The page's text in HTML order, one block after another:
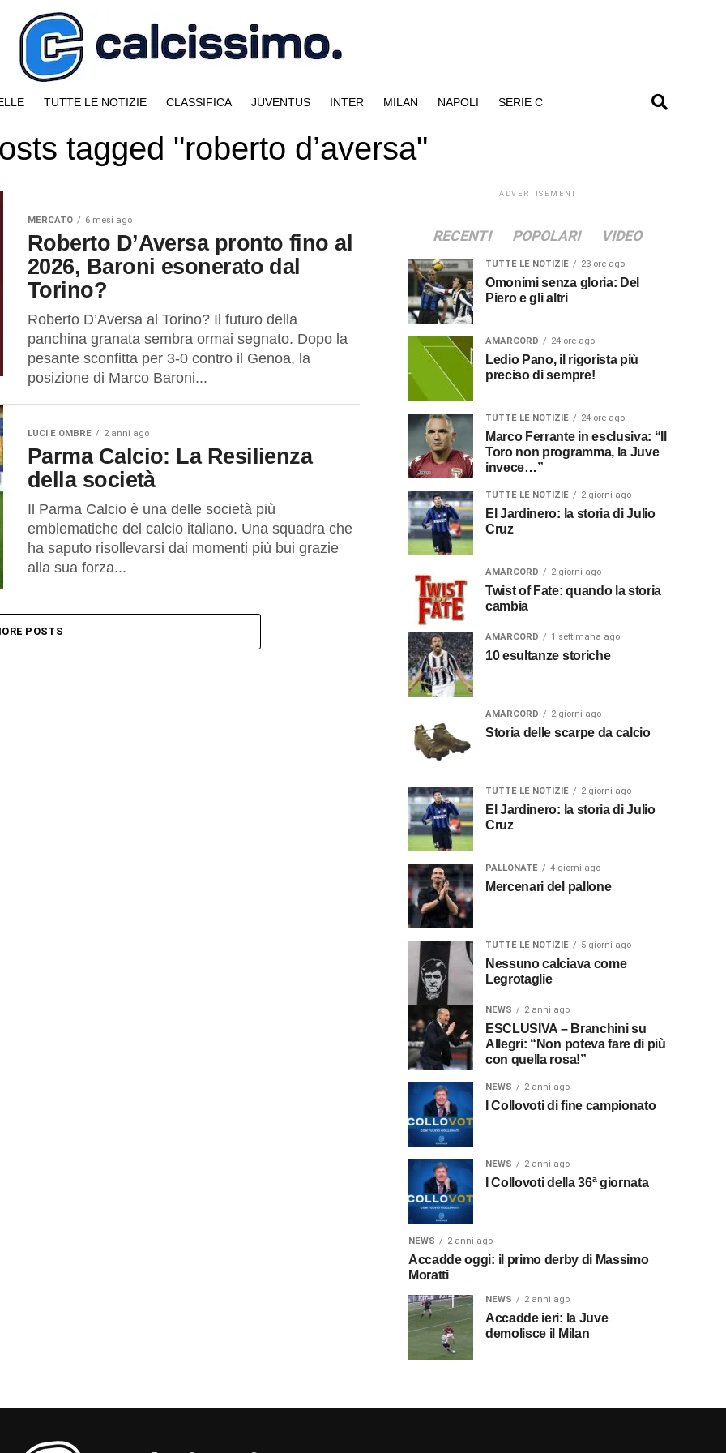
TUTTE LE NOTIZIE CLASSIFICA JUVENTUS INTER MILAN NAPOLI SERIE C
tagged "roberto d’aversa"
MERCATO 6 mesi ago
Roberto D’Aversa pronto fino al
2026, Baroni esonerato dal
Torino?
Roberto D’Aversa al Torino? Il futuro della
panchina granata sembra ormai segnato. Dopo la
pesante sconfitta per 3-0 contro il Genoa, la
posizione di Marco Baroni...
LUCI E OMBRE 2 anni ago
Parma Calcio: La Resilienza
della società
Il Parma Calcio è una delle società più
emblematiche del calcio italiano. Una squadra che
ha saputo risollevarsi dai momenti più bui grazie
alla sua forza...
POSTS
ADVERTISEMENT
RECENTI POPOLARI VIDEO
TUTTE LE NOTIZIE 23 ore ago
Omonimi senza gloria: Del
Piero e gli altri
AMARCORD 24 ore ago
Ledio Pano, il rigorista più
preciso di sempre!
TUTTE LE NOTIZIE 24 ore ago
Marco Ferrante in esclusiva: “Il
Toro non programma, la Juve
invece…”
TUTTE LE NOTIZIE 2 giorni ago
El Jardinero: la storia di Julio
Cruz
AMARCORD 2 giorni ago
Twist of Fate: quando la storia
cambia
AMARCORD 1 settimana ago
10 esultanze storiche
AMARCORD 2 giorni ago
Storia delle scarpe da calcio
TUTTE LE NOTIZIE 2 giorni ago
El Jardinero: la storia di Julio
Cruz
PALLONATE 4 giorni ago
Mercenari del pallone
TUTTE LE NOTIZIE 5 giorni ago
Nessuno calciava come
Legrotaglie
NEWS 2 anni ago
ESCLUSIVA – Branchini su
Allegri: “Non poteva fare di più
con quella rosa!”
NEWS 2 anni ago
I Collovoti di fine campionato
NEWS 2 anni ago
I Collovoti della 36ª giornata
NEWS 2 anni ago
Accadde oggi: il primo derby di Massimo
Moratti
NEWS 2 anni ago
Accadde ieri: la Juve
demolisce il Milan